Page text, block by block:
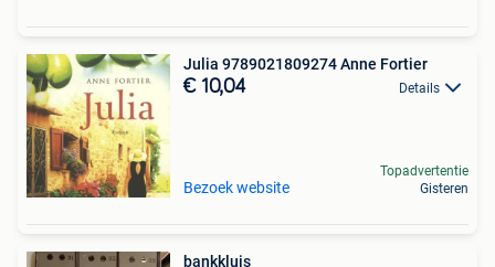
Julia 9789021809274 Anne Fortier
€ 10,04 Details
Bezoek website
Topadvertentie
Gisteren
bankkluis